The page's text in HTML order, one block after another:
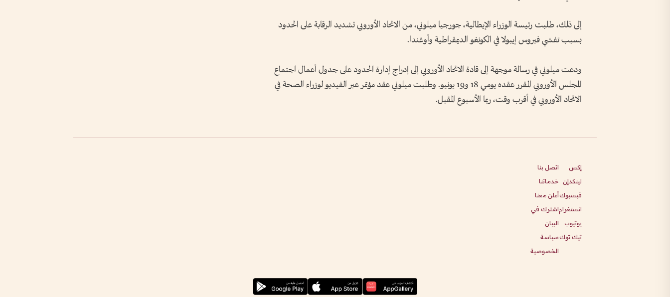
إلى ذلك، طلبت رئيسة الوزراء الإيطالية، جورجيا ميلوني، من الاتحاد الأوروبي تشديد الرقابة على الحدود
بسبب تفشي فيروس إيبولا في الكونغو الديمقراطية وأوغندا.
ودعت ميلوني في رسالة موجهة إلى قادة الاتحاد الأوروبي إلى إدراج إدارة الحدود على جدول أعمال اجتماع
المجلس الأوروبي المقرر عقده يومي 18 و19 يونيو. وطلبت ميلوني عقد مؤتمر عبر الفيديو لوزراء الصحة في
الاتحاد الأوروبي في أقرب وقت، ربما الأسبوع المقبل.
إكس
لينكدإن
فيسبوك
انستغرام
يوتيوب
تيك توك
اتصل بنا
خدماتنا
أعلن معنا
اشترك في
البيان
سياسة
الخصوصية